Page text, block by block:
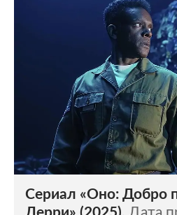
Сериал «Оно: Добро